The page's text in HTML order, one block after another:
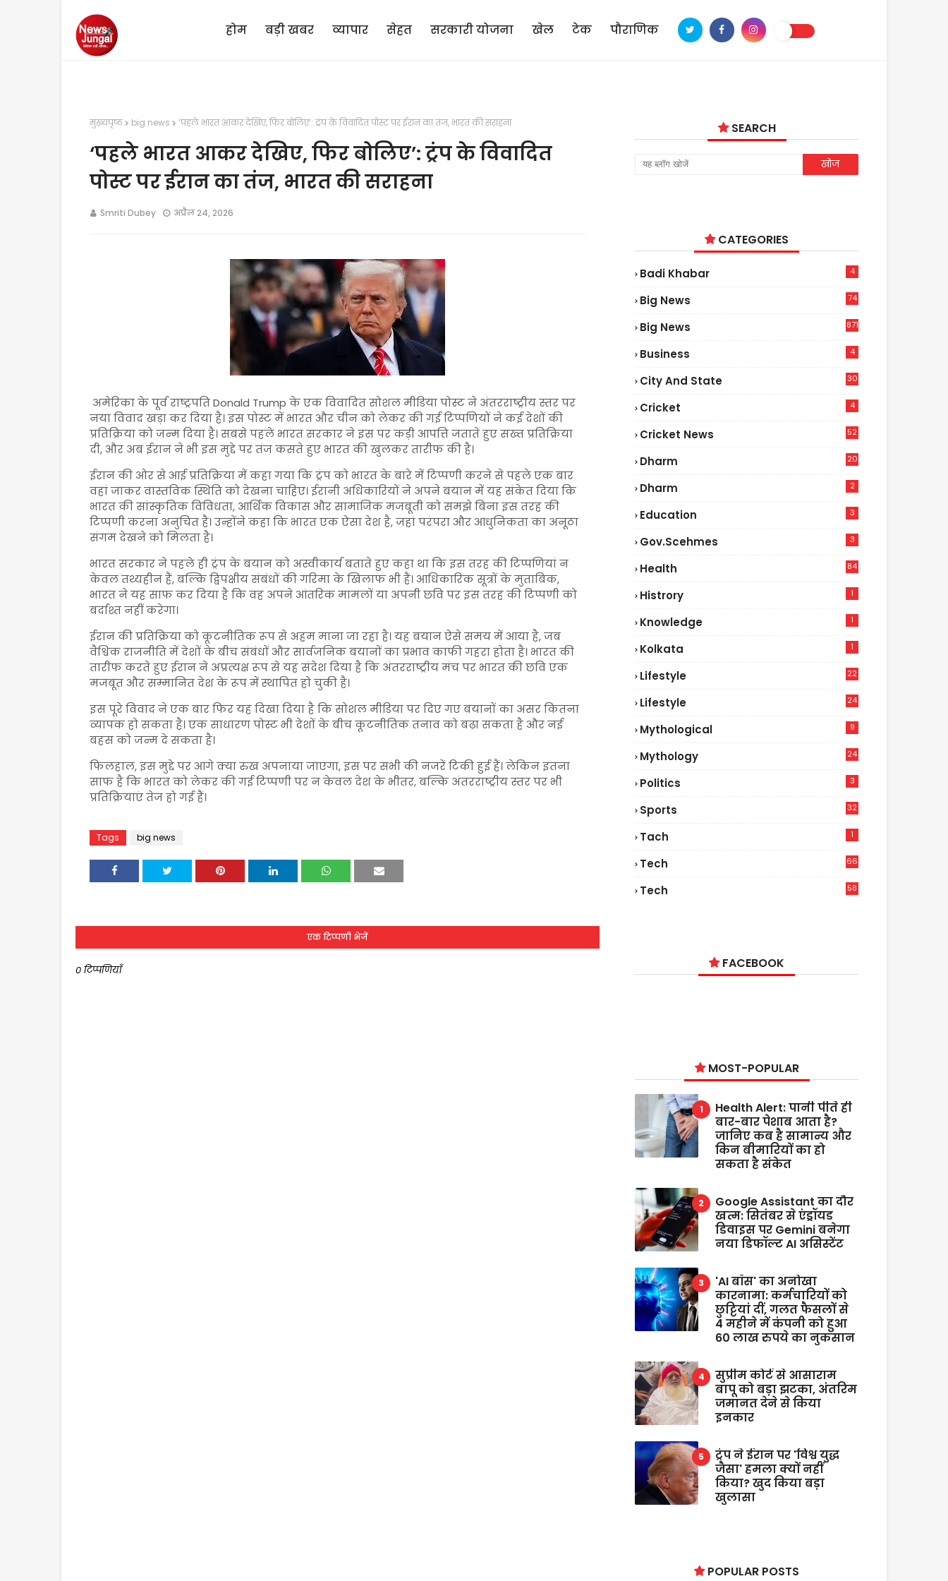
होम बड़ी खबर व्यापार सेहत सरकारी योजना खेल टेक पौराणिक
मुख्यपृष्ठ big news ‘पहले भारत आकर देखिए, फिर बोलिए’: ट्रंप के विवादित पोस्ट पर ईरान का तंज, भारत की सराहना
‘पहले भारत आकर देखिए, फिर बोलिए’: ट्रंप के विवादित
पोस्ट पर ईरान का तंज, भारत की सराहना
Smriti Dubey अप्रैल 24, 2026
अमेरिका के पूर्व राष्ट्रपतिDonald Trump के एक विवादित सोशल मीडिया पोस्ट ने अंतरराष्ट्रीय स्तर पर
नया विवाद खड़ा कर दिया है। इस पोस्ट में भारत और चीन को लेकर की गई टिप्पणियों ने कई देशों की
प्रतिक्रिया को जन्म दिया है। सबसे पहले भारत सरकार ने इस पर कड़ी आपत्ति जताते हुए सख्त प्रतिक्रिया
दी, और अब ईरान ने भी इस मुद्दे पर तंज कसते हुए भारत की खुलकर तारीफ की है।
ईरान की ओर से आई प्रतिक्रिया में कहा गया कि ट्रंप को भारत के बारे में टिप्पणी करने से पहले एक बार
वहां जाकर वास्तविक स्थिति को देखना चाहिए। ईरानी अधिकारियों ने अपने बयान में यह संकेत दिया कि
भारत की सांस्कृतिक विविधता, आर्थिक विकास और सामाजिक मजबूती को समझे बिना इस तरह की
टिप्पणी करना अनुचित है। उन्होंने कहा कि भारत एक ऐसा देश है, जहां परंपरा और आधुनिकता का अनूठा
संगम देखने को मिलता है।
भारत सरकार ने पहले ही ट्रंप के बयान को अस्वीकार्य बताते हुए कहा था कि इस तरह की टिप्पणियां न
केवल तथ्यहीन हैं, बल्कि द्विपक्षीय संबंधों की गरिमा के खिलाफ भी हैं। आधिकारिक सूत्रों के मुताबिक,
भारत ने यह साफ कर दिया है कि वह अपने आंतरिक मामलों या अपनी छवि पर इस तरह की टिप्पणी को
बर्दाश्त नहीं करेगा।
ईरान की प्रतिक्रिया को कूटनीतिक रूप से अहम माना जा रहा है। यह बयान ऐसे समय में आया है, जब
वैश्विक राजनीति में देशों के बीच संबंधों और सार्वजनिक बयानों का प्रभाव काफी गहरा होता है। भारत की
तारीफ करते हुए ईरान ने अप्रत्यक्ष रूप से यह संदेश दिया है कि अंतरराष्ट्रीय मंच पर भारत की छवि एक
मजबूत और सम्मानित देश के रूप में स्थापित हो चुकी है।
इस पूरे विवाद ने एक बार फिर यह दिखा दिया है कि सोशल मीडिया पर दिए गए बयानों का असर कितना
व्यापक हो सकता है। एक साधारण पोस्ट भी देशों के बीच कूटनीतिक तनाव को बढ़ा सकता है और नई
बहस को जन्म दे सकता है।
फिलहाल, इस मुद्दे पर आगे क्या रुख अपनाया जाएगा, इस पर सभी की नजरें टिकी हुई हैं। लेकिन इतना
साफ है कि भारत को लेकर की गई टिप्पणी पर न केवल देश के भीतर, बल्कि अंतरराष्ट्रीय स्तर पर भी
प्रतिक्रियाएं तेज हो गई हैं।
Tags big news
एक टिप्पणी भेजें
0 टिप्पणियाँ
SEARCH
CATEGORIES
Badi Khabar 4
Big News
74
Big News 871
Business 4
City And State 30
Cricket 4
Cricket News
52
Dharm 20
Dharm 2
Education 3
Gov.scehmes 3
Health
84
Histrory 1
Knowledge 1
Kolkata 1
Lifestyle
22
Lifestyle
24
Mythological 9
Mythology 24
Politics 3
Sports 32
Tach 1
Tech
66
Tech
58
FACEBOOK
MOST-POPULAR
Health Alert: पानी पीते ही
बार-बार पेशाब आता है?
जानिए कब है सामान्य और
किन बीमारियों का हो
सकता है संकेत
Google Assistant का दौर
खत्म: सितंबर से एंड्रॉयड
डिवाइस पर Gemini बनेगा
नया डिफॉल्ट AI असिस्टेंट
'AI बॉस' का अनोखा
कारनामा: कर्मचारियों को
छुट्टियां दीं, गलत फैसलों से
4 महीने में कंपनी को हुआ
60 लाख रुपये का नुकसान
सुप्रीम कोर्ट से आसाराम
बापू को बड़ा झटका, अंतरिम
जमानत देने से किया
इनकार
ट्रंप ने ईरान पर 'विश्व युद्ध
जैसा' हमला क्यों नहीं
किया? खुद किया बड़ा
खुलासा
POPULAR POSTS